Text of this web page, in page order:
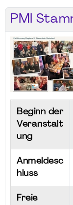
PMI
Beginn der
Veranstalt
ung
Anmeldesc
hluss
Freie